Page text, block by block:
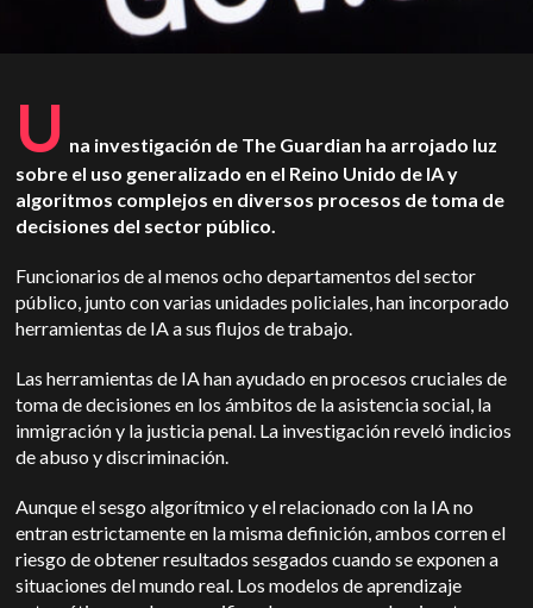
U na investigación de The Guardian ha arrojado luz
sobre el uso generalizado en el Reino Unido de IA y
algoritmos complejos en diversos procesos de toma de
decisiones del sector público.
Funcionarios de al menos ocho departamentos del sector
público, junto con varias unidades policiales, han incorporado
herramientas de IA a sus flujos de trabajo.
Las herramientas de IA han ayudado en procesos cruciales de
toma de decisiones en los ámbitos de la asistencia social, la
inmigración y la justicia penal. La investigación reveló indicios
de abuso y discriminación.
Aunque el sesgo algorítmico y el relacionado con la IA no
entran estrictamente en la misma definición, ambos corren el
riesgo de obtener resultados sesgados cuando se exponen a
situaciones del mundo real. Los modelos de aprendizaje